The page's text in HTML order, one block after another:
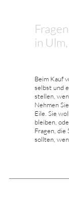
in
Beim Kauf
selbst und
stellen,
Nehmen
Eile. Sie
bleiben,
Fragen, die
sollten,